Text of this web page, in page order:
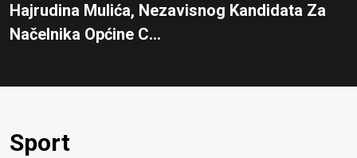
Hajrudina Mulića, Nezavisnog Kandidata Za
Načelnika Općine C...
Sport